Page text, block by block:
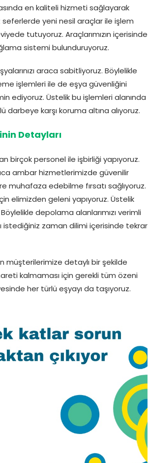
en kaliteli hizmeti sağlayarak
yeni nesil araçlar ile işlem
tutuyoruz. Araçlarımızın içerisinde
sistemi bulunduruyoruz.
araca sabitliyoruz. Böylelikle
işlemleri ile de eşya güvenliğini
ediyoruz. Üstelik bu işlemleri alanında
darbeye karşı koruma altına alıyoruz.
Detayları
birçok personel ile işbirliği yapıyoruz.
ambar hizmetlerimizde güvenilir
muhafaza edebilme fırsatı sağlıyoruz.
elimizden geleni yapıyoruz. Üstelik
depolama alanlarımızı verimli
istediğiniz zaman dilimi içerisinde tekrar
müşterilerimize detaylı bir şekilde
kalmaması için gerekli tüm özeni
her türlü eşyayı da taşıyoruz.